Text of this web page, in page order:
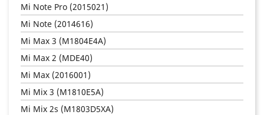
Mi Note Pro (2015021)
Mi Note (2014616)
Mi Max 3 (M1804E4A)
Mi Max 2 (MDE40)
Mi Max (2016001)
Mi Mix 3 (M1810E5A)
Mi Mix 2s (M1803D5XA)